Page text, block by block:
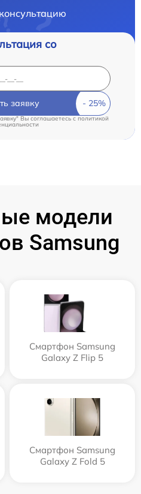
со
заявку
Вы соглашаетесь c политикой
модели
Samsung
Смартфон Samsung
Galaxy Z Flip 5
Смартфон Samsung
Galaxy Z Fold 5